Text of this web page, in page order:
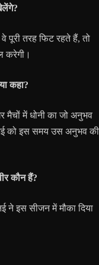
पूरी तरह फिट रहते हैं, तो
करेगी।
कहा?
मैचों में धोनी का जो अनुभव
को इस समय उस अनुभव की
कौन हैं?
ने इस सीजन में मौका दिया